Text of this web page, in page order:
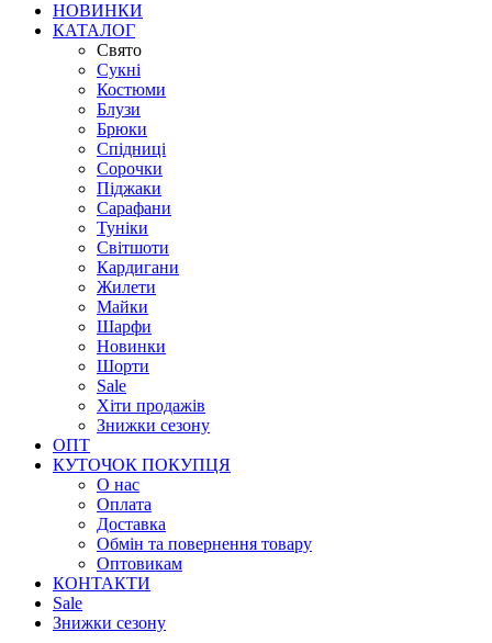
НОВИНКИ
КАТАЛОГ
Свято
Сукні
Костюми
Блузи
Брюки
Спідниці
Сорочки
Піджаки
Сарафани
Туніки
Світшоти
Кардигани
Жилети
Майки
Шарфи
Новинки
Шорти
Sale
Хіти продажів
Знижки сезону
ОПТ
КУТОЧОК ПОКУПЦЯ
О нас
Оплата
Доставка
Обмін та повернення товару
Оптовикам
КОНТАКТИ
Sale
Знижки сезону